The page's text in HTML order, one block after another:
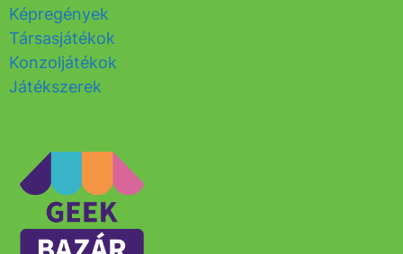
Képregények
Társasjátékok
Konzoljátékok
Játékszerek